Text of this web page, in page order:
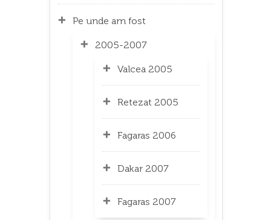
Pe unde am fost
2005-2007
Valcea 2005
Retezat 2005
Fagaras 2006
Dakar 2007
Fagaras 2007